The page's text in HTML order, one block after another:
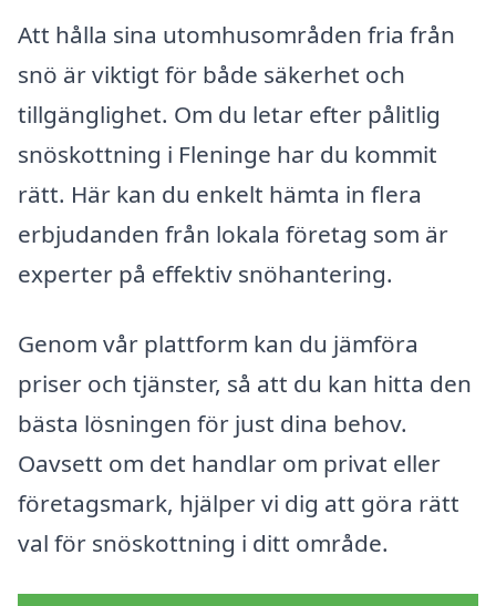
Att hålla sina utomhusområden fria från
snö är viktigt för både säkerhet och
tillgänglighet. Om du letar efter pålitlig
snöskottning i Fleninge har du kommit
rätt. Här kan du enkelt hämta in flera
erbjudanden från lokala företag som är
experter på effektiv snöhantering.
Genom vår plattform kan du jämföra
priser och tjänster, så att du kan hitta den
bästa lösningen för just dina behov.
Oavsett om det handlar om privat eller
företagsmark, hjälper vi dig att göra rätt
val för snöskottning i ditt område.